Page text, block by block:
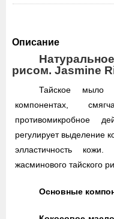
Описание
рисом. Jasmine
Тайское мыло
компонентах,
противомикробное
регулирует выделение
элластичность
жасминового тайского
Основные